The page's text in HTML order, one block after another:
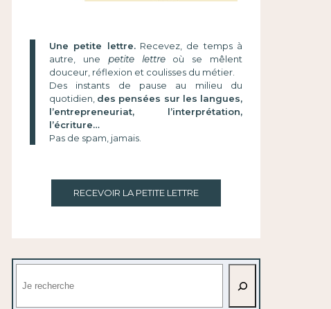
Une petite lettre.Recevez, de temps à
autre, une petite lettreoù se mêlent
douceur, réflexion et coulisses du métier.
Des instants de pause au milieu du
quotidien, des pensées sur les langues,
l’entrepreneuriat, l’interprétation,
l’écriture…
Pas de spam, jamais.
RECEVOIR LA PETITE LETTRE